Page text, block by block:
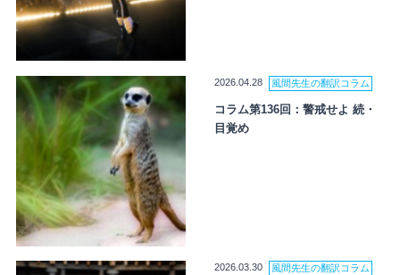
2026.04.28 風間先生の翻訳コラム
コラム第136回：警戒せよ 続・
目覚め
2026.03.30 風間先生の翻訳コラム